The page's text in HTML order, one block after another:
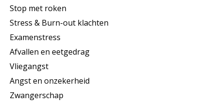
Stop met roken
Stress & Burn-out klachten
Examenstress
Afvallen en eetgedrag
Vliegangst
Angst en onzekerheid
Zwangerschap